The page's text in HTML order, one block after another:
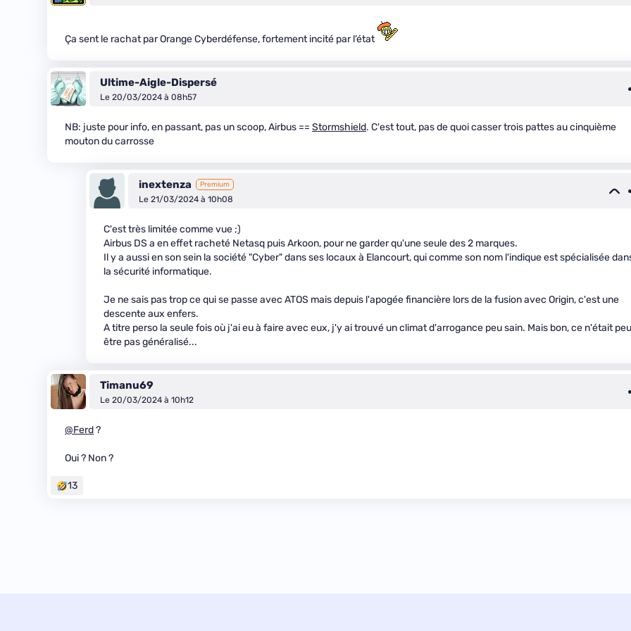
Ça sent le rachat par Orange Cyberdéfense, fortement incité par l’état
Ultime-Aigle-Dispersé
Le 20/03/2024 à 08h57
NB: juste pour info, en passant, pas un scoop, Airbus == Stormshield. C'est tout, pas de quoi casser trois pattes au cinquième
mouton du carrosse
inextenza Premium
Le 21/03/2024 à 10h08
C'est très limitée comme vue ;)
Airbus DS a en effet racheté Netasq puis Arkoon, pour ne garder qu'une seule des 2 marques.
Il y a aussi en son sein la société "Cyber" dans ses locaux à Elancourt, qui comme son nom l'indique est spécialisée
la sécurité informatique.
Je ne sais pas trop ce qui se passe avec ATOS mais depuis l'apogée financière lors de la fusion avec Origin, c'est une
descente aux enfers.
A titre perso la seule fois où j'ai eu à faire avec eux, j'y ai trouvé un climat d'arrogance peu sain. Mais bon, ce n'était
être pas généralisé...
Timanu69
Le 20/03/2024 à 10h12
@Ferd?
Oui ? Non ?
13